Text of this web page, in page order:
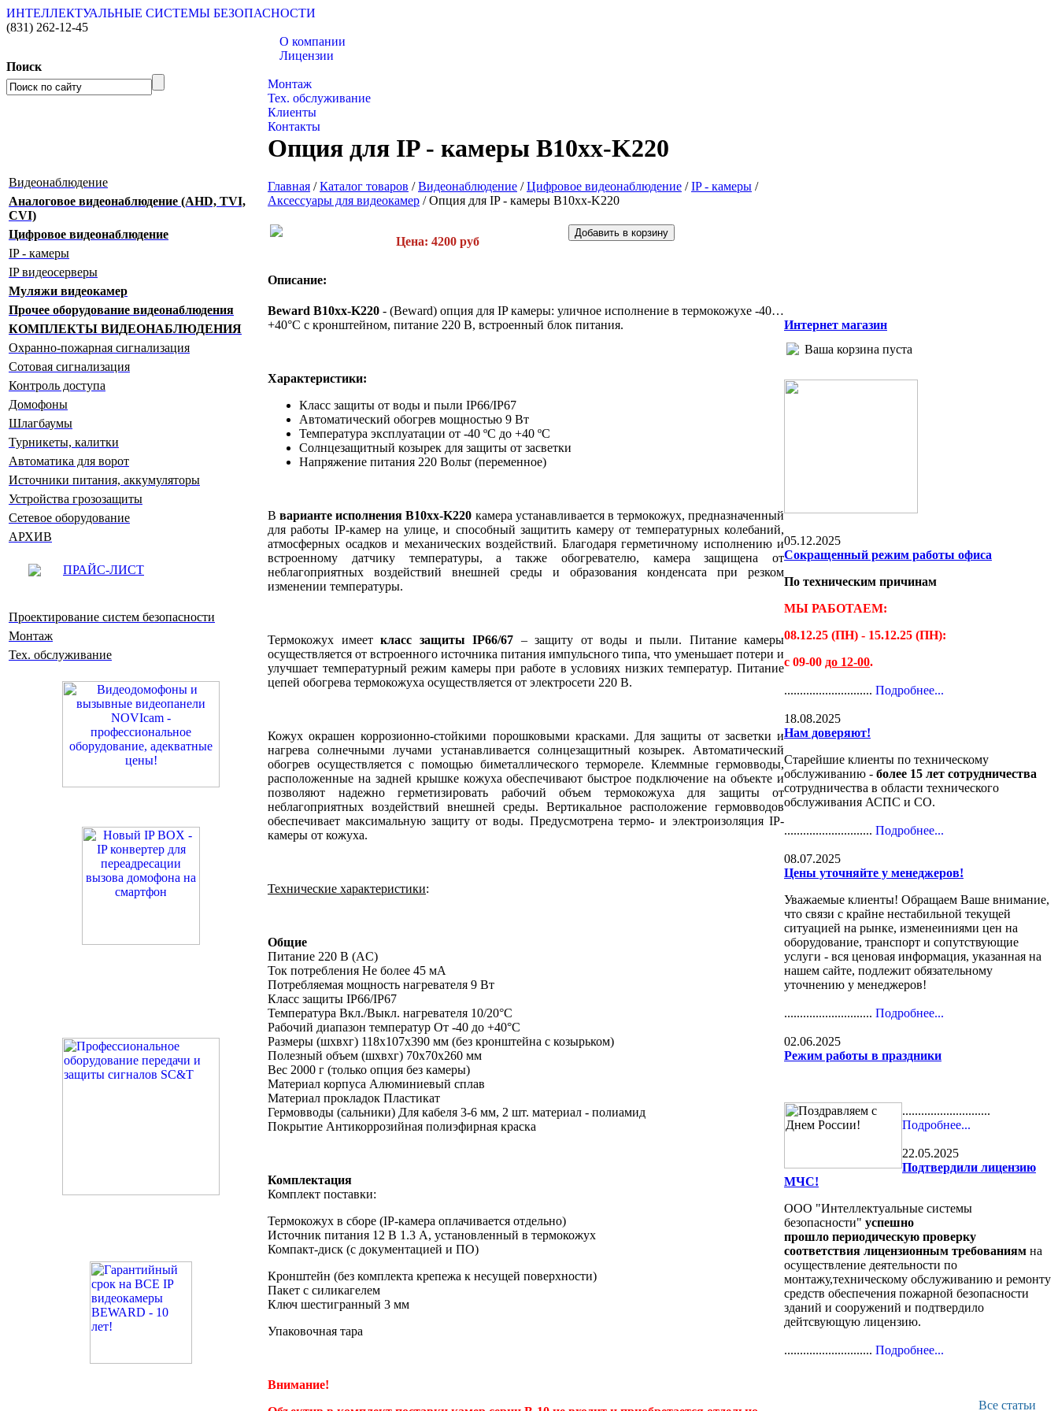
ИНТЕЛЛЕКТУАЛЬНЫЕ СИСТЕМЫ БЕЗОПАСНОСТИ
(831) 262-12-45
Поиск
О компании
Лицензии
Монтаж
Тех. обслуживание
Клиенты
Контакты
Видеонаблюдение
Аналоговое видеонаблюдение (AHD, TVI,
CVI)
Цифровое видеонаблюдение
IP - камеры
IP видеосерверы
Муляжи видеокамер
Прочее оборудование видеонаблюдения
КОМПЛЕКТЫ ВИДЕОНАБЛЮДЕНИЯ
Охранно-пожарная сигнализация
Сотовая сигнализация
Контроль доступа
Домофоны
Шлагбаумы
Турникеты, калитки
Автоматика для ворот
Источники питания, аккумуляторы
Устройства грозозащиты
Сетевое оборудование
АРХИВ
ПРАЙС-ЛИСТ
Проектирование систем безопасности
Монтаж
Тех. обслуживание
Опция для IP - камеры B10xx-K220
Главная /Каталог товаров /Видеонаблюдение /Цифровое видеонаблюдение /IP - камеры /
Аксессуары для видеокамер /Опция для IP - камеры B10xx-K220
Цена: 4200 руб
Описание:
Beward B10xx-K220 - (Beward) опция для IP камеры: уличное исполнение в термокожухе -40…
+40°С с кронштейном, питание 220 В, встроенный блок питания.
Характеристики:
Класс защиты от воды и пыли IP66/IP67
Автоматический обогрев мощностью 9 Вт
Температура эксплуатации от -40 ºС до +40 ºС
Солнцезащитный козырек для защиты от засветки
Напряжение питания 220 Вольт (переменное)
Вварианте исполнения B10xx-K220 камера устанавливается в термокожух, предназначенный
для работы IP-камер на улице, и способный защитить камеру от температурных колебаний,
атмосферных осадков и механических воздействий. Благодаря герметичному исполнению и
встроенному датчику температуры, а также обогревателю, камера защищена от
неблагоприятных воздействий внешней среды и образования конденсата при резком
изменении температуры.
Термокожух имеет класс защиты IP66/67 – защиту от воды и пыли. Питание камеры
осуществляется от встроенного источника питания импульсного типа, что уменьшает потери и
улучшает температурный режим камеры при работе в условиях низких температур. Питание
цепей обогрева термокожуха осуществляется от электросети 220 В.
Кожух окрашен коррозионно-стойкими порошковыми красками. Для защиты от засветки и
нагрева солнечными лучами устанавливается солнцезащитный козырек. Автоматический
обогрев осуществляется с помощью биметаллического термореле. Клеммные гермовводы,
расположенные на задней крышке кожуха обеспечивают быстрое подключение на объекте и
позволяют надежно герметизировать рабочий объем термокожуха для защиты от
неблагоприятных воздействий внешней среды. Вертикальное расположение гермовводов
обеспечивает максимальную защиту от воды. Предусмотрена термо- и электроизоляция IP-
камеры от кожуха.
Технические характеристики:
Общие
Питание 220 В (AC)
Ток потребления Не более 45 мА
Потребляемая мощность нагревателя 9 Вт
Класс защиты IP66/IP67
Температура Вкл./Выкл. нагревателя 10/20°С
Рабочий диапазон температур От -40 до +40°С
Размеры (шхвхг) 118х107х390 мм (без кронштейна с козырьком)
Полезный объем (шхвхг) 70х70х260 мм
Вес 2000 г (только опция без камеры)
Материал корпуса Алюминиевый сплав
Материал прокладок Пластикат
Гермовводы (сальники) Для кабеля 3-6 мм, 2 шт. материал - полиамид
Покрытие Антикоррозийная полиэфирная краска
Комплектация
Комплект поставки:
Термокожух в сборе (IP-камера оплачивается отдельно)
Источник питания 12 В 1.3 А, установленный в термокожух
Компакт-диск (с документацией и ПО)
Кронштейн (без комплекта крепежа к несущей поверхности)
Пакет с силикагелем
Ключ шестигранный 3 мм
Упаковочная тара
Внимание!
Интернет магазин
Ваша корзина пуста
05.12.2025
Сокращенный режим работы офиса
По техническим причинам
МЫ РАБОТАЕМ:
08.12.25 (ПН) - 15.12.25 (ПН):
с 09-00 до 12-00.
............................ Подробнее...
18.08.2025
Нам доверяют!
Старейшие клиенты по техническому
обслуживанию - более 15 лет сотрудничества
сотрудничества в области технического
обслуживания АСПС и СО.
............................ Подробнее...
08.07.2025
Цены уточняйте у менеджеров!
Уважаемые клиенты! Обращаем Ваше внимание,
что связи с крайне нестабильной текущей
ситуацией на рынке, изменеиниями цен на
оборудование, транспорт и сопутствующие
услуги - вся ценовая информация, указанная на
нашем сайте, подлежит обязательному
уточнению у менеджеров!
............................ Подробнее...
02.06.2025
Режим работы в праздники
............................
Подробнее...
22.05.2025
Подтвердили лицензию
МЧС!
ООО "Интеллектуальные системы
безопасности" успешно
прошло периодическую проверку
соответствия лицензионным требованиям на
осуществление деятельности по
монтажу,техническому обслуживанию и ремонту
средств обеспечения пожарной безопасности
зданий и сооружений и подтвердило
дейтсвующую лицензию.
............................ Подробнее...
Все статьи